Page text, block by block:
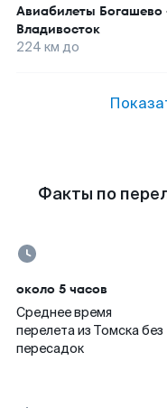
Авиабилеты Богашево
Владивосток
224 км до
Факты по
около 5 часов
Среднее время
перелета из Томска без
пересадок